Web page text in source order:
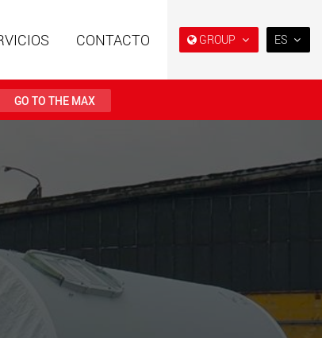
GROUP
15 t a 123 t
www.maxtrailer.us
para
20 t con capacidades de carga a
partir de 5 t
www.morello.eu.com
ES
IT
PT(BR)
CONTACTO
GO TO THE MAX